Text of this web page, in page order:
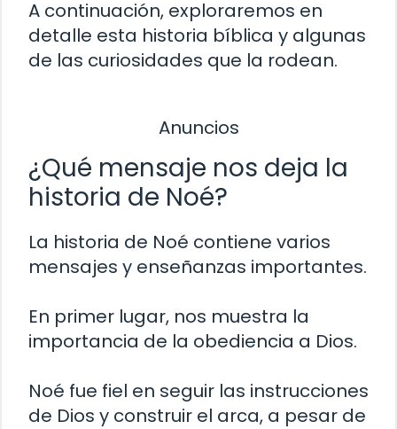
A continuación, exploraremos en
detalle esta historia bíblica y algunas
de las curiosidades que la rodean.
Anuncios
¿Qué mensaje nos deja la
historia de Noé?
La historia de Noé contiene varios
mensajes y enseñanzas importantes.
En primer lugar, nos muestra la
importancia de la obediencia a Dios.
Noé fue fiel en seguir las instrucciones
de Dios y construir el arca, a pesar de